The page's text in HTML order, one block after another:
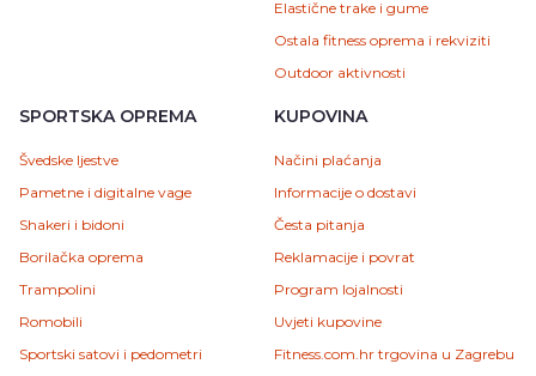
Elastične trake i gume
Ostala fitness oprema i rekviziti
Outdoor aktivnosti
SPORTSKA OPREMA
Švedske ljestve
Pametne i digitalne vage
Shakeri i bidoni
Borilačka oprema
Trampolini
Romobili
Sportski satovi i pedometri
KUPOVINA
Načini plaćanja
Informacije o dostavi
Česta pitanja
Reklamacije i povrat
Program lojalnosti
Uvjeti kupovine
Fitness.com.hr trgovina u Zagrebu